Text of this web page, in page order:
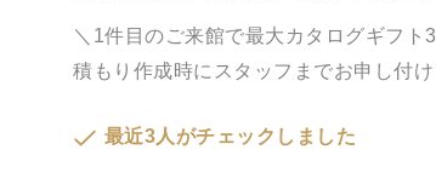
＼1件目のご来館で最大カタログギフ
積もり作成時にスタッフまでお申し付け
最近3人がチェックしました